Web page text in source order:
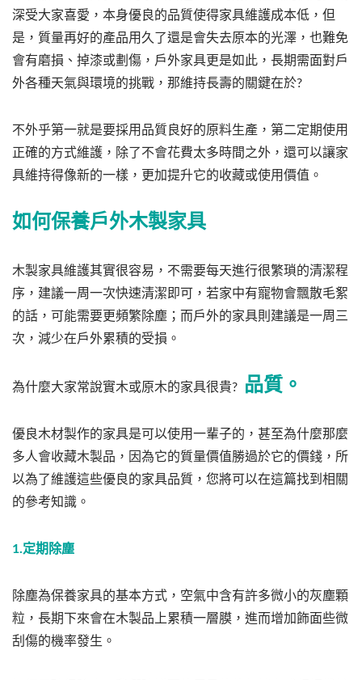
深受大家喜愛，本身優良的品質使得家具維護成本低，但
是，質量再好的產品用久了還是會失去原本的光澤，也難免
會有磨損、掉漆或劃傷，戶外家具更是如此，長期需面對戶
外各種天氣與環境的挑戰，那維持長壽的關鍵在於?
不外乎第一就是要採用品質良好的原料生產，第二定期使用
正確的方式維護，除了不會花費太多時間之外，還可以讓家
具維持得像新的一樣，更加提升它的收藏或使用價值。
如何保養戶外木製家具
木製家具維護其實很容易，不需要每天進行很繁瑣的清潔程
序，建議一周一次快速清潔即可，若家中有寵物會飄散毛絮
的話，可能需要更頻繁除塵；而戶外的家具則建議是一周三
次，減少在戶外累積的受損。
為什麼大家常說實木或原木的家具很貴? 品質。
優良木材製作的家具是可以使用一輩子的，甚至為什麼那麼
多人會收藏木製品，因為它的質量價值勝過於它的價錢，所
以為了維護這些優良的家具品質，您將可以在這篇找到相關
的參考知識。
1.定期除塵
除塵為保養家具的基本方式，空氣中含有許多微小的灰塵顆
粒，長期下來會在木製品上累積一層膜，進而增加飾面些微
刮傷的機率發生。